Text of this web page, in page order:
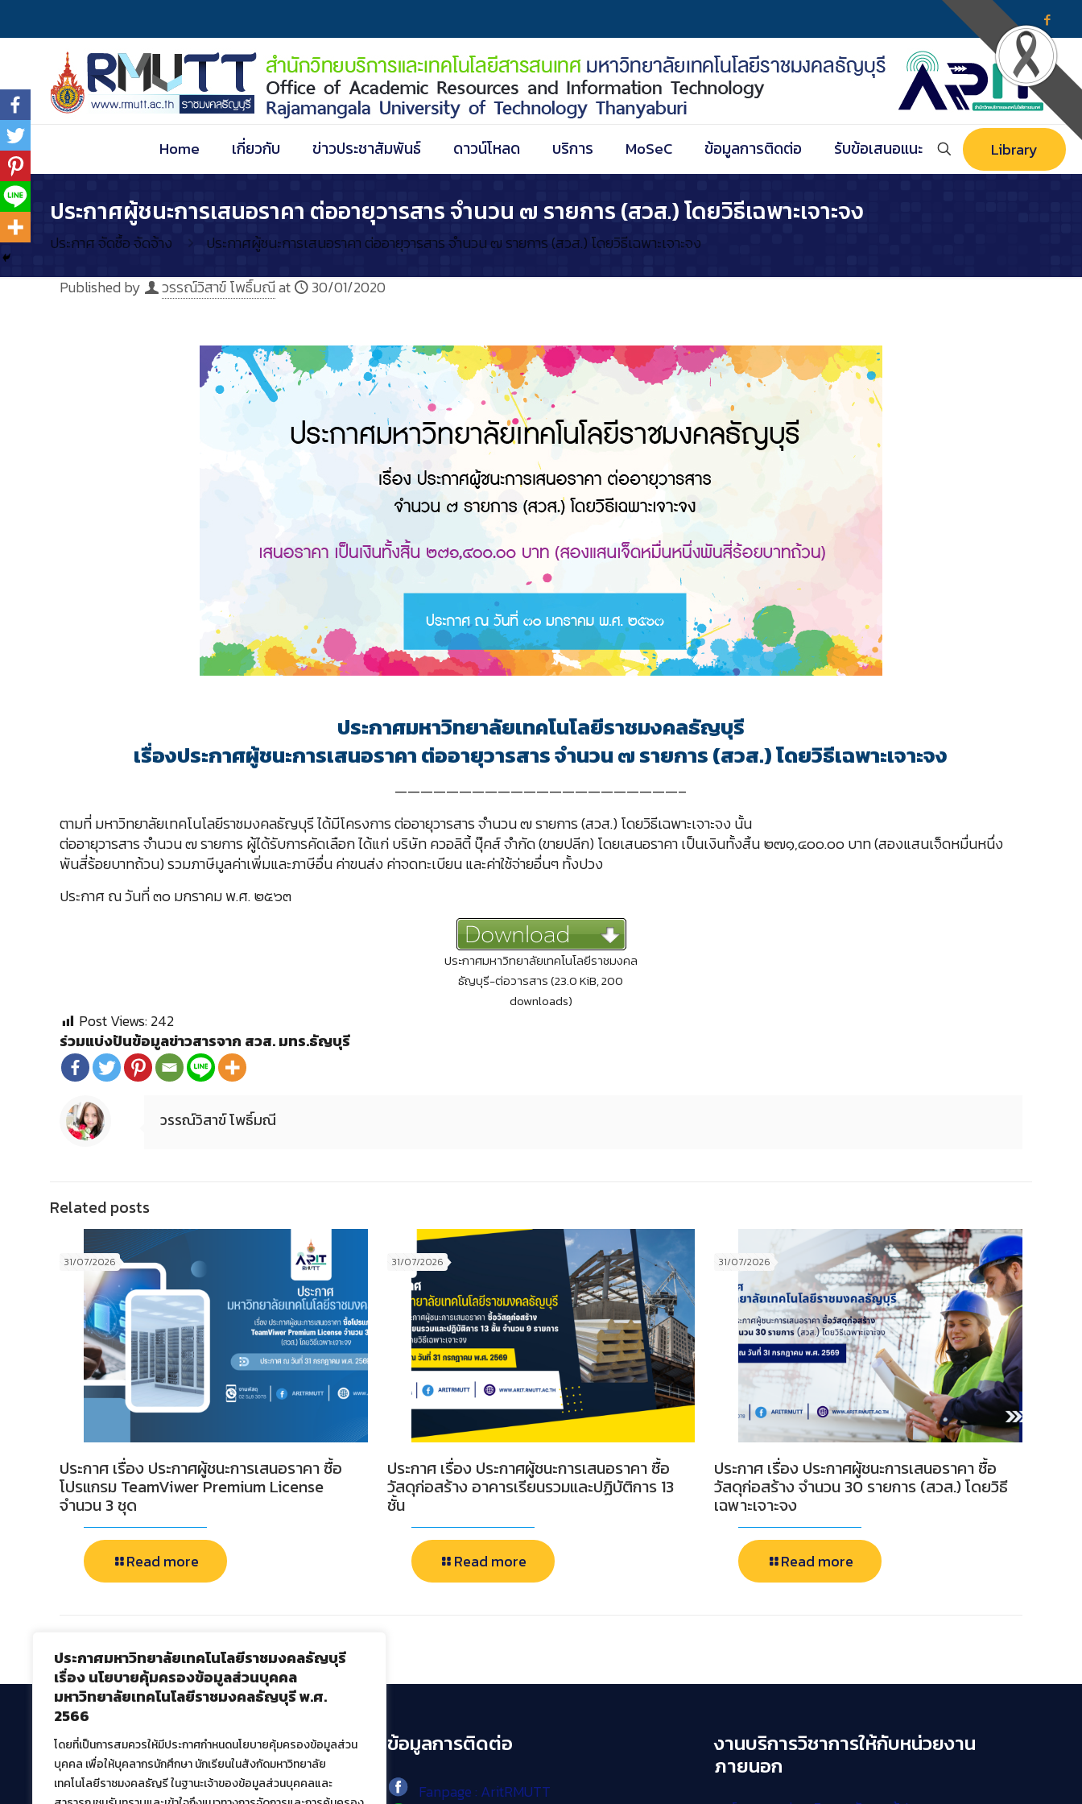
ประกาศมหาวิทยาลัยเทคโนโลยีราชมงคลธัญบุรี
เรื่อง นโยบายคุ้มครองข้อมูลส่วนบุคคล
มหาวิทยาลัยเทคโนโลยีราชมงคลธัญบุรี พ.ศ.
2566
โดยที่เป็นการสมควรให้มีประกาศกำหนดนโยบายคุ้มครองข้อมูลส่วน
บุคคล เพื่อให้บุคลากรนักศึกษา นักเรียนในสังกัดมหาวิทยาลัย
เทคโนโลยีราชมงคลธัญรี ในฐานะเจ้าของข้อมูลส่วนบุคคลและ
Home เกี่ยวกับ ข่าวประชาสัมพันธ์ ดาวน์โหลด บริการ MoSeC ข้อมูลการติดต่อ รับข้อเสนอแนะ Library
ประกาศผู้ชนะการเสนอราคา ต่ออายุวารสาร จำนวน ๗ รายการ (สวส.) โดยวิธีเฉพาะเจาะจง
ประกาศ จัดซื้อ จัดจ้าง ประกาศผู้ชนะการเสนอราคา ต่ออายุวารสาร จำนวน ๗ รายการ (สวส.) โดยวิธีเฉพาะเจาะจง
Published by วรรณ์วิสาข์ โพธิ์มณีat 30/01/2020
ประกาศมหาวิทยาลัยเทคโนโลยีราชมงคลธัญบุรี
เรื่องประกาศผู้ชนะการเสนอราคา ต่ออายุวารสาร จำนวน ๗ รายการ (สวส.) โดยวิธีเฉพาะเจาะจง
——————————————————————–
ตามที่ มหาวิทยาลัยเทคโนโลยีราชมงคลธัญบุรี ได้มีโครงการ ต่ออายุวารสาร จำนวน ๗ รายการ (สวส.) โดยวิธีเฉพาะเจาะจง นั้น
ต่ออายุวารสาร จำนวน ๗ รายการ ผู้ได้รับการคัดเลือก ได้แก่ บริษัท ควอลิตี้ บุ๊คส์ จำกัด (ขายปลีก) โดยเสนอราคา เป็นเงินทั้งสิ้น ๒๗๑,๔๐๐.๐๐ บาท (สองแสนเจ็ดหมื่นหนึ่ง
พันสี่ร้อยบาทถ้วน) รวมภาษีมูลค่าเพิ่มและภาษีอื่น ค่าขนส่ง ค่าจดทะเบียน และค่าใช้จ่ายอื่นๆ ทั้งปวง
ประกาศ ณ วันที่ ๓๐ มกราคม พ.ศ. ๒๕๖๓
ประกาศมหาวิทยาลัยเทคโนโลยีราชมงคล
ธัญบุรี-ต่อวารสาร (23.0 KiB, 200
downloads)
Post Views:242
ร่วมแบ่งปันข้อมูลข่าวสารจาก สวส. มทร.ธัญบุรี
วรรณ์วิสาข์ โพธิ์มณี
Related posts
31/07/2026
ประกาศ เรื่อง ประกาศผู้ชนะการเสนอราคา ซื้อ
โปรแกรม TeamViwer Premium License
จำนวน 3 ชุด
Read more
31/07/2026
ประกาศ เรื่อง ประกาศผู้ชนะการเสนอราคา ซื้อ
วัสดุก่อสร้าง อาคารเรียนรวมและปฏิบัติการ 13
ชั้น
Read more
31/07/2026
ประกาศ เรื่อง ประกาศผู้ชนะการเสนอราคา ซื้อ
วัสดุก่อสร้าง จำนวน 30 รายการ (สวส.) โดยวิธี
เฉพาะเจาะจง
Read more
สำนักวิทยบริการและเทคโนโลยีสารสนเทศ
มหาวิทยาลัยเทคโนโลยีราชมงคลธัญบุรี
ข้อมูลการติดต่อ
Fanpage : AritRMUTT
งานบริการวิชาการให้กับหน่วยงาน
ภายนอก